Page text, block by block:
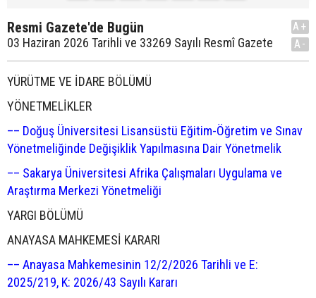
Resmi Gazete'de Bugün
03 Haziran 2026 Tarihli ve 33269 Sayılı Resmî Gazete
A+
A-
YÜRÜTME VE İDARE BÖLÜMÜ
YÖNETMELİKLER
–– Doğuş Üniversitesi Lisansüstü Eğitim-Öğretim ve Sınav
Yönetmeliğinde Değişiklik Yapılmasına Dair Yönetmelik
–– Sakarya Üniversitesi Afrika Çalışmaları Uygulama ve
Araştırma Merkezi Yönetmeliği
YARGI BÖLÜMÜ
ANAYASA MAHKEMESİ KARARI
–– Anayasa Mahkemesinin 12/2/2026 Tarihli ve E:
2025/219, K: 2026/43 Sayılı Kararı